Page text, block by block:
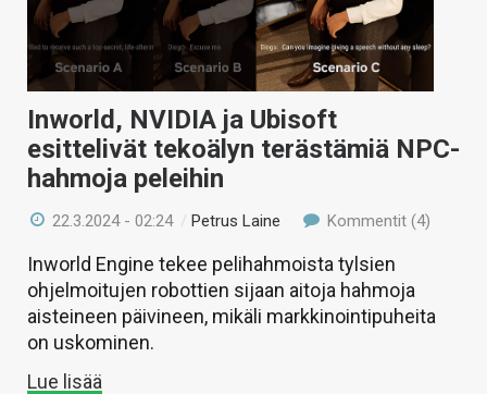
VAIHDA TEEMA
HAKU
Inworld, NVIDIA ja Ubisoft
esittelivät tekoälyn terästämiä NPC-
hahmoja peleihin
22.3.2024 - 02:24 /Petrus Laine Kommentit (4)
Inworld Engine tekee pelihahmoista tylsien
ohjelmoitujen robottien sijaan aitoja hahmoja
aisteineen päivineen, mikäli markkinointipuheita
on uskominen.
Lue lisää